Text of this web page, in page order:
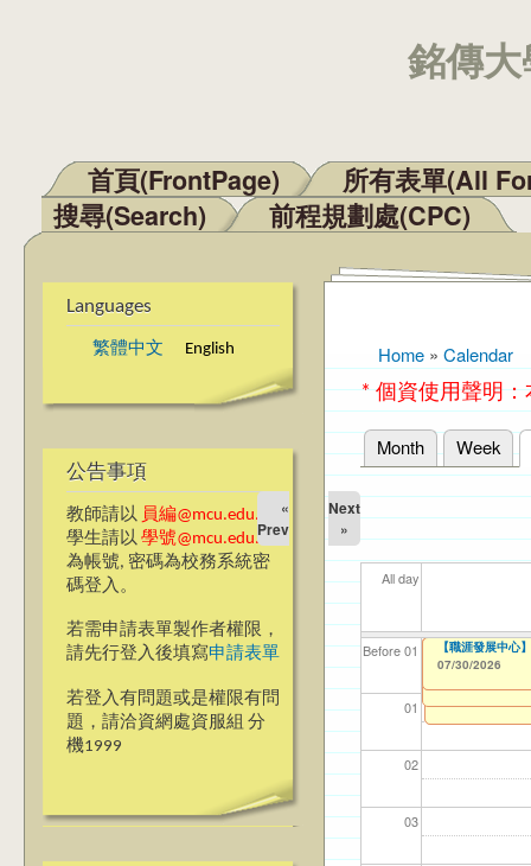
銘傳
Main menu
首頁(FrontPage)
所有表單(All
搜尋(Search)
前程規劃處(CPC)
Languages
繁體中文 English
公告事項
教師請以 員編@mcu.edu.tw
學生請以 學號@mcu.edu.tw
為帳號, 密碼為校務系統密
碼登入。
若需申請表單製作者權限，
請先行登入後填寫申請表單
若登入有問題或是權限有問
題，請洽資網處資服組 分
機1999
You are here
Home » Calendar
* 個資使用聲明
Primary tabs
Month Week
«
Prev
Next
»
All day
Before 01
01
02
03
【資網處】
整合系統～表單
【財務處】工讀
11/12/2021
【財務處】漏打
錄
114
【學
商品
教務
【國教處僑陸事
08/01/2025
暑二期 (綜合體
07/30/2026
【教學暨學習
Form(For
【職涯發展中心
07/30/2026
【職涯發展中心
07/30/2026